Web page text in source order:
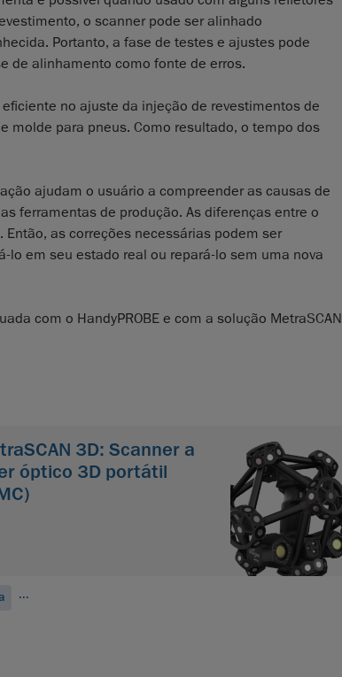
o scanner pode ser alinhado
Portanto, a fase de testes e ajustes pode
de alinhamento como fonte de erros.
no ajuste da injeção de revestimentos de
molde para pneus. Como resultado, o tempo dos
ajudam o usuário a compreender as causas de
ferramentas de produção. As diferenças entre o
as correções necessárias podem ser
em seu estado real ou repará-lo sem uma nova
com o HandyPROBE e com a solução MetraSCAN
3D: Scanner a
óptico 3D portátil
...